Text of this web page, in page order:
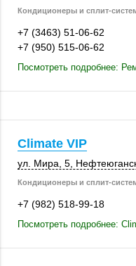
Кондиционеры и сплит-
+7 (3463) 51-06-62
+7 (950) 515-06-62
Посмотреть подробнее:
Climate VIP
ул. Мира, 5
Кондиционеры и сплит-
+7 (982) 518-99-18
Посмотреть подробнее: